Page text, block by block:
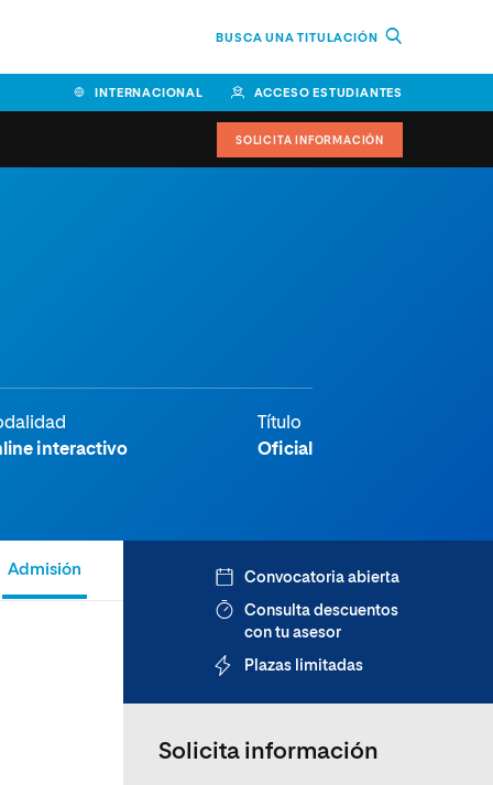
BUSCA UNA TITULACIÓN
INTERNACIONAL ACCESO ESTUDIANTES
Empresa
Escuela Superior de Ingeniería
y Tecnología (ESIT)
Sociales
SOLICITA INFORMACIÓN
interactivo
Título
Oficial
Admisión Convocatoria abierta
Consulta descuentos
con tu asesor
Plazas limitadas
Solicita información